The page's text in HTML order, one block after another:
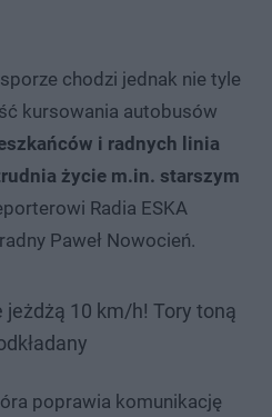
chodzi jednak nie tyle
kursowania autobusów
i radnych linia
życie m.in. starszym
Radia ESKA
Paweł Nowocień.
10 km/h! Tory toną
poprawia komunikację